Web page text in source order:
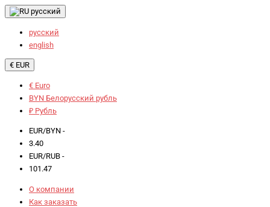
русский
русский
english
€ EUR
€ Euro
BYN Белорусский рубль
₽ Рубль
EUR/BYN -
3.40
EUR/RUB -
101.47
О компании
Как заказать